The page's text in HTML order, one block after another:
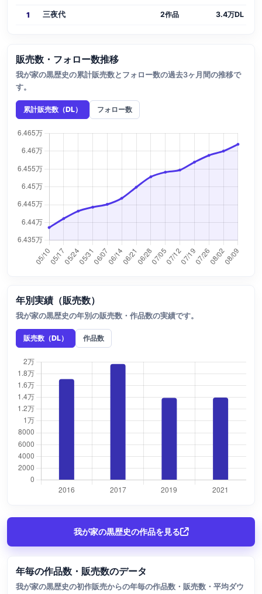
1 三夜代 2作品 3.4万DL
販売数・フォロー数推移
我が家の黒歴史の累計販売数とフォロー数の過去3ヶ月間の推移で
す。
累計販売数（DL） フォロー数
年別実績（販売数）
我が家の黒歴史の年別の販売数・作品数の実績です。
販売数（DL） 作品数
我が家の黒歴史の作品を見る
年毎の作品数・販売数のデータ
我が家の黒歴史の初作販売からの年毎の作品数・販売数・平均ダウ